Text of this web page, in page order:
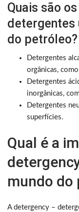
Quais são
detergentes
do petróleo?
Detergentes
orgânicas,
Detergentes
inorgânicas,
Detergentes
superfícies.
Qual é a
mundo do
A detergency –